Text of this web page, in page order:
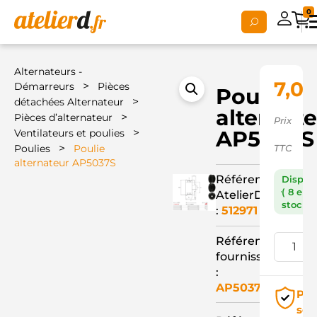
0
Alternateurs -
Démarreurs
>
Pièces
détachées Alternateur
>
Pièces d’alternateur >
Ventilateurs et poulies >
Poulies >
Poulie
alternateur AP5037S
Poulie
AP5037S
Référence
AtelierD
:512971
Référence
fournisseur
:
AP5037S
7,03
Prix
TTC
( 8 en
stock )